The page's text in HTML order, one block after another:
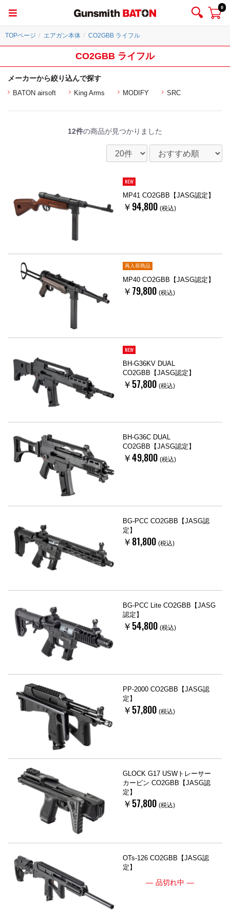
0
TOPページ エアガン本体 CO2GBB ライフル
CO2GBB ライフル
メーカーから絞り込んで探す
BATON airsoft King Arms MODIFY SRC
12件の商品が見つかりました
NEW
MP41 CO2GBB【JASG認定】
￥94,800 (税込)
再入荷商品
MP40 CO2GBB【JASG認定】
￥79,800 (税込)
NEW
BH-G36KV DUAL
CO2GBB【JASG認定】
￥57,800 (税込)
BH-G36C DUAL
CO2GBB【JASG認定】
￥49,800 (税込)
BG-PCC CO2GBB【JASG認
定】
￥81,800 (税込)
BG-PCC Lite CO2GBB【JASG
認定】
￥54,800 (税込)
PP-2000 CO2GBB【JASG認
定】
￥57,800 (税込)
GLOCK G17 USWトレーサー
カービン CO2GBB【JASG認
定】
￥57,800 (税込)
OTs-126 CO2GBB【JASG認
定】
品切れ中